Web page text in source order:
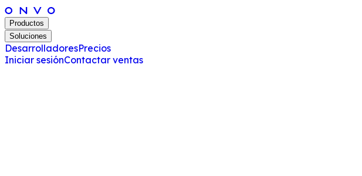
Productos
Soluciones
DesarrolladoresPrecios
Iniciar sesiónContactar ventas